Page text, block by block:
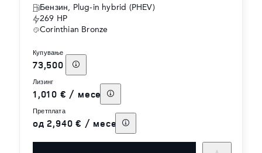
Бензин, Plug-in hybrid (PHEV)
269 HP
Corinthian Bronze
купување
73,500 €
лизинг
1,010 € / месец
претплата
од 2,940 € / месец